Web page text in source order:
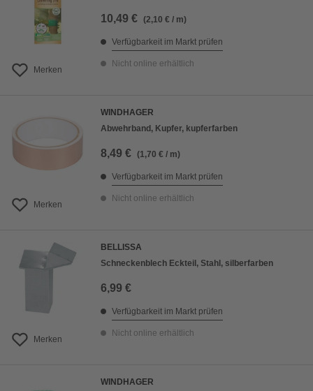
Merken
10,49 € (2,10 € / m)
Verfügbarkeit im Markt prüfen
Nicht online erhältlich
Merken
WINDHAGER
Abwehrband, Kupfer, kupferfarben
8,49 € (1,70 € / m)
Verfügbarkeit im Markt prüfen
Nicht online erhältlich
Merken
BELLISSA
Schneckenblech Eckteil, Stahl, silberfarben
6,99 €
Verfügbarkeit im Markt prüfen
Nicht online erhältlich
WINDHAGER